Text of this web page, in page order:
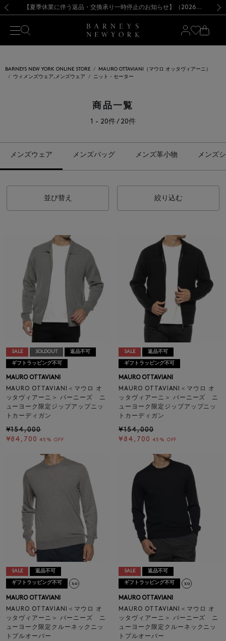
新規登録のお客様も対象！＜MY BARNEYS＞会員のお客様は11,000円（税込）以上のお買上げで常時送料無料！お買い物の際は会員登録を！
【夏季休業に伴う出荷一時停止のお知らせ】(2026.8.7) 【オンラインストア カスタマーセンター夏季休業に関するお知らせ】（2026.8.7）【夏季休業に伴う返品・交換承り一時停止のお知らせ】（2026.8.5）
熊本県を中心とした地震の影響によるお荷物のお届けについて
【開催中】SUMMER SALEのご案内・ご注意事項 新規登録のお客様も対象！＜MY BARNEYS＞会員のお客様は11,000円（税込）以上のお買上げで常時送料無料！お買い物の際は会員登録を！
【夏季休業に伴う出荷一時停止のお知らせ】(2026.8.7)
BARNEYS NEW YORK ONLINE STORE
MAURO OTTAVIANI（マウロ オッタヴィアーニ）
ウィメンズウェア,メンズウェア
ニット・セーター
商品一覧
1 - 20件 / 20件
メンズウェア メンズバッグ メンズ革小物 メンズ
並び替え 絞り込む
SALE SOLDOUT 返品不可
ギフトラッピング不可
MAURO OTTAVIANI
MAURO OTTAVIANI＜マウロ オ
ッタヴィアーニ＞ バーニーズ ニ
ューヨーク限定ジップアップニッ
トカーディガン
¥154,000
¥84,700 45% OFF
SALE 返品不可
ギフトラッピング不可
MAURO OTTAVIANI
MAURO OTTAVIANI＜マウロ オ
ッタヴィアーニ＞ バーニーズ ニ
ューヨーク限定ジップアップニッ
トカーディガン
¥154,000
¥84,700 45% OFF
SALE 返品不可
ギフトラッピング不可
MAURO OTTAVIANI
MAURO OTTAVIANI＜マウロ オ
ッタヴィアーニ＞ バーニーズ ニ
ューヨーク限定クルーネックニッ
トプルオーバー
SALE 返品不可
ギフトラッピング不可
MAURO OTTAVIANI
MAURO OTTAVIANI＜マウロ オ
ッタヴィアーニ＞ バーニーズ ニ
ューヨーク限定クルーネックニッ
トプルオーバー